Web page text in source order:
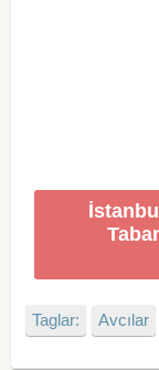
Taglar: Avcılar